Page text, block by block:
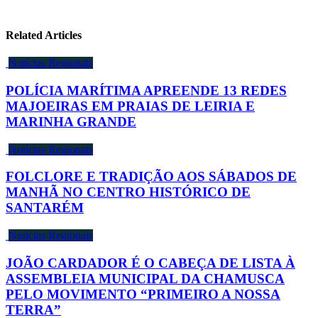
Related Articles
Notícias Regionais
POLÍCIA MARÍTIMA APREENDE 13 REDES
MAJOEIRAS EM PRAIAS DE LEIRIA E
MARINHA GRANDE
Notícias Regionais
FOLCLORE E TRADIÇÃO AOS SÁBADOS DE
MANHÃ NO CENTRO HISTÓRICO DE
SANTARÉM
Notícias Regionais
JOÃO CARDADOR É O CABEÇA DE LISTA À
ASSEMBLEIA MUNICIPAL DA CHAMUSCA
PELO MOVIMENTO “PRIMEIRO A NOSSA
TERRA”